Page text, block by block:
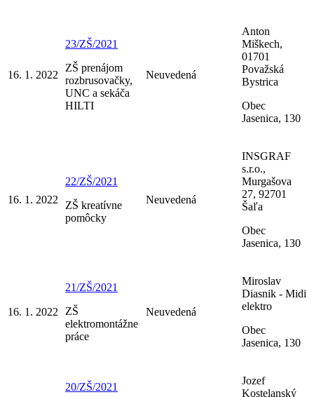
16. 1. 2022
23/ZŠ/2021
ZŠ prenájom
rozbrusovačky,
UNC a sekáča
HILTI
Neuvedená
Anton
Miškech,
01701
Považská
Bystrica
Obec
Jasenica, 130
16. 1. 2022
22/ZŠ/2021
ZŠ kreatívne
pomôcky
Neuvedená
INSGRAF
s.r.o.,
Murgašova
27, 92701
Šaľa
Obec
Jasenica, 130
16. 1. 2022
21/ZŠ/2021
ZŠ
elektromontážne
práce
Neuvedená
Miroslav
Diasnik - Midi
elektro
Obec
Jasenica, 130
20/ZŠ/2021
Jozef
Kostelanský